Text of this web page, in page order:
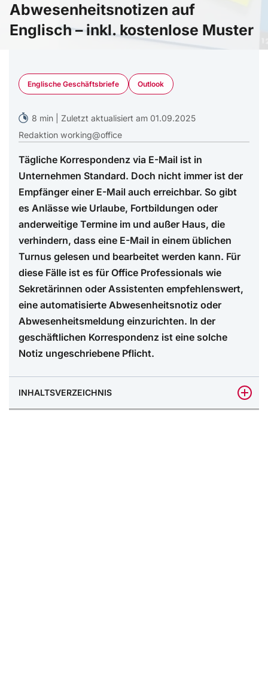
Abwesenheitsnotizen auf
Englisch – inkl. kostenlose Muster
Englische Geschäftsbriefe Outlook
8 min | Zuletzt aktualisiert am 01.09.2025
Redaktion working@office
Tägliche Korrespondenz via E-Mail ist in
Unternehmen Standard. Doch nicht immer ist der
Empfänger einer E-Mail auch erreichbar. So gibt
es Anlässe wie Urlaube, Fortbildungen oder
anderweitige Termine im und außer Haus, die
verhindern, dass eine E-Mail in einem üblichen
Turnus gelesen und bearbeitet werden kann. Für
diese Fälle ist es für Office Professionals wie
Sekretärinnen oder Assistenten empfehlenswert,
eine automatisierte Abwesenheitsnotiz oder
Abwesenheitsmeldung einzurichten. In der
geschäftlichen Korrespondenz ist eine solche
Notiz ungeschriebene Pflicht.
INHALTSVERZEICHNIS